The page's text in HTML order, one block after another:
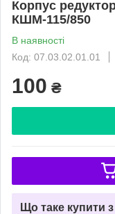
Корпус
КШМ-115/850
В наявності
Код: 07.03.02.01.01
100 ₴
Що таке купити